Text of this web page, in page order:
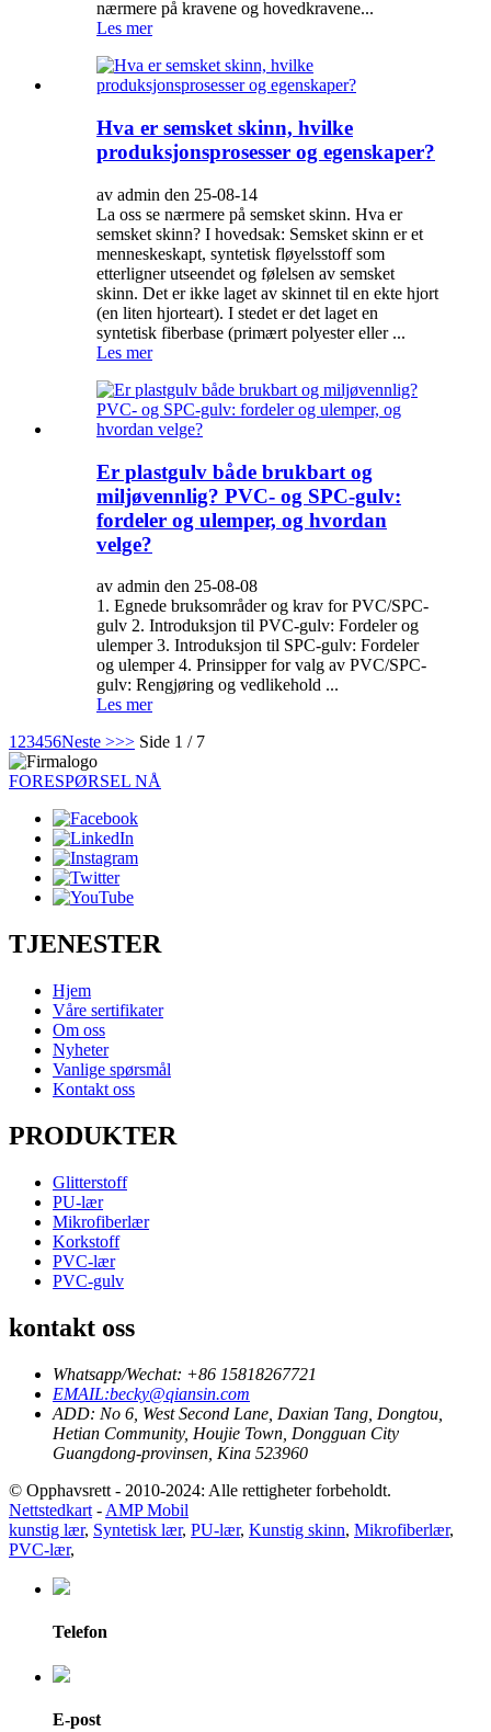
nærmere på kravene og hovedkravene...
Les mer
Hva er semsket skinn, hvilke
produksjonsprosesser og egenskaper?
av admin den 25-08-14
La oss se nærmere på semsket skinn. Hva er
semsket skinn? I hovedsak: Semsket skinn er et
menneskeskapt, syntetisk fløyelsstoff som
etterligner utseendet og følelsen av semsket
skinn. Det er ikke laget av skinnet til en ekte hjort
(en liten hjorteart). I stedet er det laget en
syntetisk fiberbase (primært polyester eller ...
Les mer
Er plastgulv både brukbart og
miljøvennlig? PVC- og SPC-gulv:
fordeler og ulemper, og hvordan
velge?
av admin den 25-08-08
1. Egnede bruksområder og krav for PVC/SPC-
gulv 2. Introduksjon til PVC-gulv: Fordeler og
ulemper 3. Introduksjon til SPC-gulv: Fordeler
og ulemper 4. Prinsipper for valg av PVC/SPC-
gulv: Rengjøring og vedlikehold ...
Les mer
1 23456Neste >>> Side 1 / 7
FORESPØRSEL NÅ
TJENESTER
Hjem
Våre sertifikater
Om oss
Nyheter
Vanlige spørsmål
Kontakt oss
PRODUKTER
Glitterstoff
PU-lær
Mikrofiberlær
Korkstoff
PVC-lær
PVC-gulv
kontakt oss
Whatsapp/Wechat: +86 15818267721
EMAIL:becky@qiansin.com
ADD: No 6, West Second Lane, Daxian Tang, Dongtou,
Hetian Community, Houjie Town, Dongguan City
Guangdong-provinsen, Kina 523960
© Opphavsrett - 2010-2024: Alle rettigheter forbeholdt.
Nettstedkart - AMP Mobil
kunstig lær, Syntetisk lær, PU-lær, Kunstig skinn, Mikrofiberlær,
PVC-lær,
Telefon
E-post